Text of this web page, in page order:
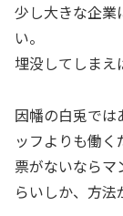
少し大きな企業
い。
埋没してしまえ
因幡の白兎では
ッフよりも働く
票がないならマ
らいしか、方法